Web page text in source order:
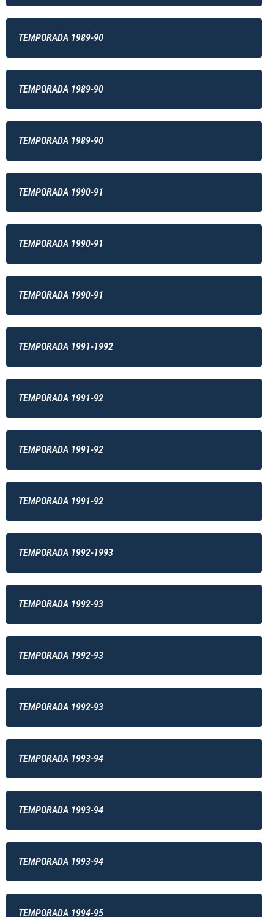
TEMPORADA 1989-90
TEMPORADA 1989-90
TEMPORADA 1989-90
TEMPORADA 1990-91
TEMPORADA 1990-91
TEMPORADA 1990-91
TEMPORADA 1991-1992
TEMPORADA 1991-92
TEMPORADA 1991-92
TEMPORADA 1991-92
TEMPORADA 1992-1993
TEMPORADA 1992-93
TEMPORADA 1992-93
TEMPORADA 1992-93
TEMPORADA 1993-94
TEMPORADA 1993-94
TEMPORADA 1993-94
TEMPORADA 1994-95